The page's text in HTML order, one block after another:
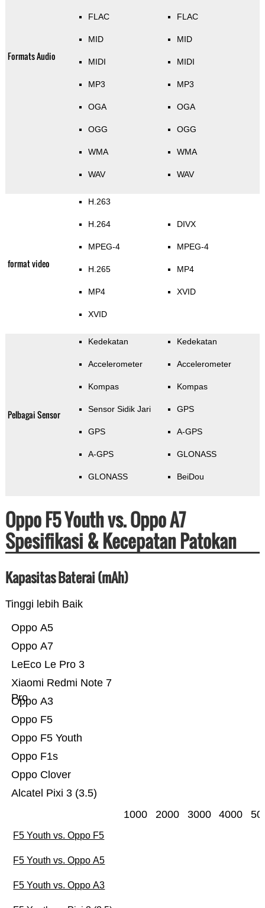
Formats Audio
FLAC
MID
MIDI
MP3
OGA
OGG
WMA
WAV
FLAC
MID
MIDI
MP3
OGA
OGG
WMA
WAV
format video
H.263
H.264
MPEG-4
H.265
MP4
XVID
DIVX
MPEG-4
MP4
XVID
Pelbagai Sensor
Kedekatan
Accelerometer
Kompas
Sensor Sidik Jari
GPS
A-GPS
GLONASS
Kedekatan
Accelerometer
Kompas
GPS
A-GPS
GLONASS
BeiDou
Oppo F5 Youth vs. Oppo A7
Spesifikasi & Kecepatan Patokan
Kapasitas Baterai (mAh)
Tinggi lebih Baik
Alcatel Pixi 3 (3.5)
Oppo Clover
Oppo F1s
Oppo F5 Youth
Oppo F5
Oppo A3
Xiaomi Redmi Note 7
Pro
LeEco Le Pro 3
Oppo A7
Oppo A5
1000 2000 3000 4000
F5 Youth vs. Oppo F5
F5 Youth vs. Oppo A5
F5 Youth vs. Oppo A3